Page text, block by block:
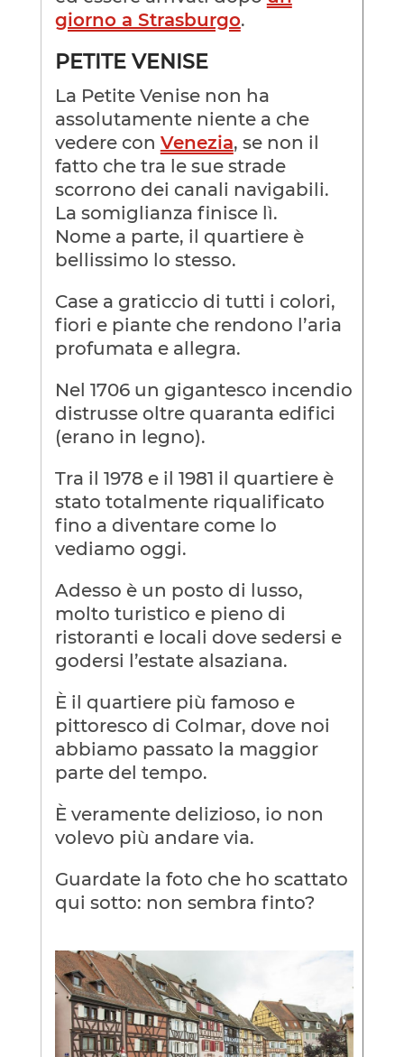
giorno a Strasburgo.
PETITE VENISE
La Petite Venise non ha
assolutamente niente a che
vedere con Venezia, se non il
fatto che tra le sue strade
scorrono dei canali navigabili.
La somiglianza finisce lì.
Nome a parte, il quartiere è
bellissimo lo stesso.
Case a graticcio di tutti i colori,
fiori e piante che rendono l’aria
profumata e allegra.
Nel 1706 un gigantesco incendio
distrusse oltre quaranta edifici
(erano in legno).
Tra il 1978 e il 1981 il quartiere è
stato totalmente riqualificato
fino a diventare come lo
vediamo oggi.
Adesso è un posto di lusso,
molto turistico e pieno di
ristoranti e locali dove sedersi e
godersi l’estate alsaziana.
È il quartiere più famoso e
pittoresco di Colmar, dove noi
abbiamo passato la maggior
parte del tempo.
È veramente delizioso, io non
volevo più andare via.
Guardate la foto che ho scattato
qui sotto: non sembra finto?